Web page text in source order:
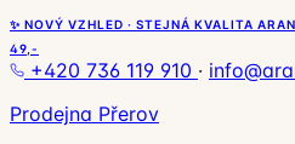
✨ NOVÝ VZHLED · STEJNÁ KVALITA
49,-
+420 736 119 910 ·
Prodejna Přerov